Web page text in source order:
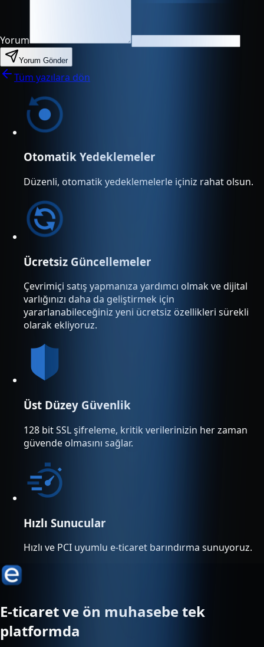
Yorum
Yorum Gönder
Tüm yazılara dön
Otomatik Yedeklemeler
Düzenli, otomatik yedeklemelerle içiniz rahat olsun.
Ücretsiz Güncellemeler
Çevrimiçi satış yapmanıza yardımcı olmak ve dijital
varlığınızı daha da geliştirmek için
yararlanabileceğiniz yeni ücretsiz özellikleri sürekli
olarak ekliyoruz.
Üst Düzey Güvenlik
128 bit SSL şifreleme, kritik verilerinizin her zaman
güvende olmasını sağlar.
Hızlı Sunucular
Hızlı ve PCI uyumlu e-ticaret barındırma sunuyoruz.
E-ticaret ve ön muhasebe tek
platformda